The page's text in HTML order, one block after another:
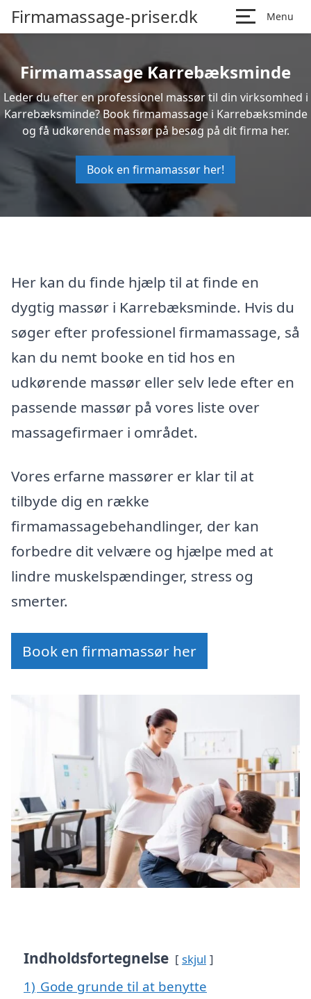
Firmamassage-priser.dk Menu
Firmamassage Karrebæksminde
Leder du efter en professionel massør til din virksomhed i
Karrebæksminde? Book firmamassage i Karrebæksminde
og få udkørende massør på besøg på dit firma her.
Book en firmamassør her!
Her kan du finde hjælp til at finde en
dygtig massør i Karrebæksminde. Hvis du
søger efter professionel firmamassage, så
kan du nemt booke en tid hos en
udkørende massør eller selv lede efter en
passende massør på vores liste over
massagefirmaer i området.
Vores erfarne massører er klar til at
tilbyde dig en række
firmamassagebehandlinger, der kan
forbedre dit velvære og hjælpe med at
lindre muskelspændinger, stress og
smerter.
Book en firmamassør her
Indholdsfortegnelse skjul
1) Gode grunde til at benytte